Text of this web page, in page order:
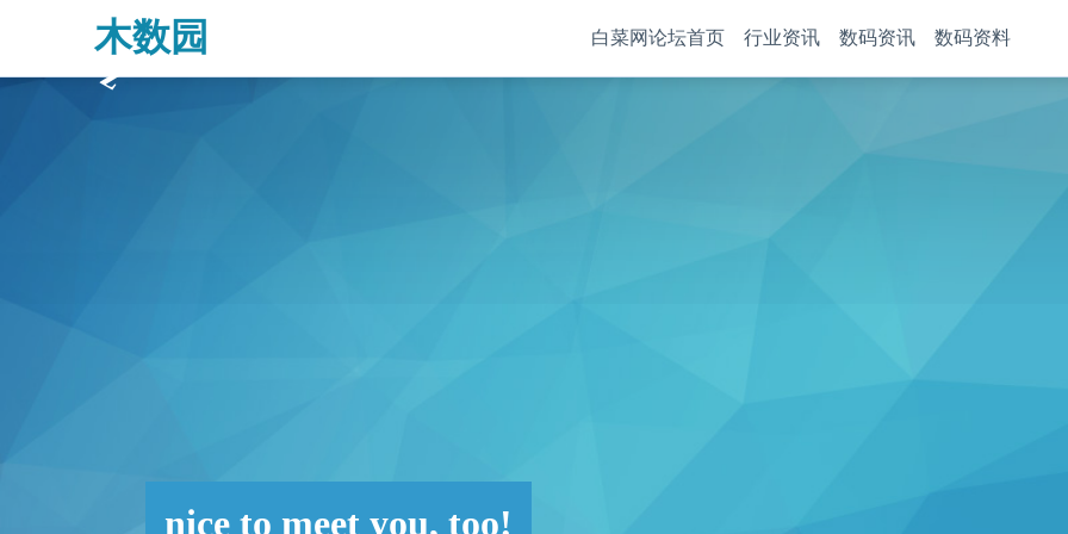
2023年5月23日 -白菜网论坛
木数园 白菜网论坛首页 行业资讯 数码资讯 数码资料
nice to meet you, too!